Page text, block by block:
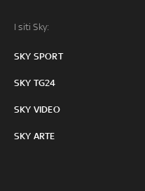
I siti Sky:
SKY SPORT
SKY TG24
SKY VIDEO
SKY ARTE